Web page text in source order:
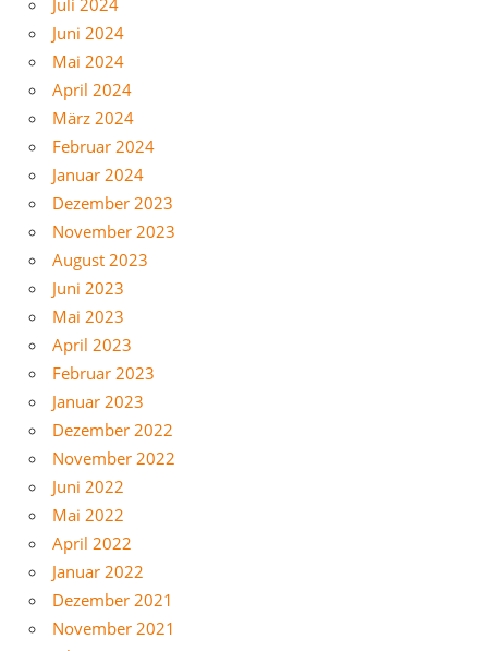
Juli 2024
Juni 2024
Mai 2024
April 2024
März 2024
Februar 2024
Januar 2024
Dezember 2023
November 2023
August 2023
Juni 2023
Mai 2023
April 2023
Februar 2023
Januar 2023
Dezember 2022
November 2022
Juni 2022
Mai 2022
April 2022
Januar 2022
Dezember 2021
November 2021